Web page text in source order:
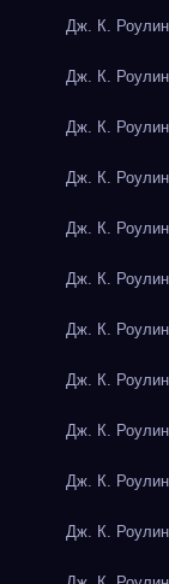
Дж. К.
Дж. К.
Дж. К.
Дж. К.
Дж. К.
Дж. К.
Дж. К.
Дж. К.
Дж. К.
Дж. К.
Дж. К.